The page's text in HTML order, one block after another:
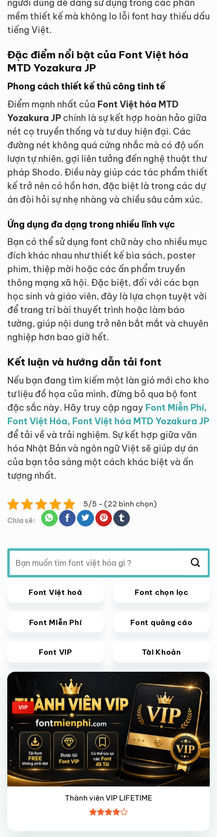
người dùng dễ dàng sử dụng trong các phần
mềm thiết kế mà không lo lỗi font hay thiếu dấu
tiếng Việt.
Đặc điểm nổi bật của Font Việt hóa
MTD Yozakura JP
Phong cách thiết kế thủ công tinh tế
Điểm mạnh nhất của Font Việt hóa MTD
Yozakura JP chính là sự kết hợp hoàn hảo giữa
nét cọ truyền thống và tư duy hiện đại. Các
đường nét không quá cứng nhắc mà có độ uốn
lượn tự nhiên, gợi liên tưởng đến nghệ thuật thư
pháp Shodo. Điều này giúp các tác phẩm thiết
kế trở nên có hồn hơn, đặc biệt là trong các dự
án đòi hỏi sự nhẹ nhàng và chiều sâu cảm xúc.
Ứng dụng đa dạng trong nhiều lĩnh vực
Bạn có thể sử dụng font chữ này cho nhiều mục
đích khác nhau như thiết kế bìa sách, poster
phim, thiệp mời hoặc các ấn phẩm truyền
thông mạng xã hội. Đặc biệt, đối với các bạn
học sinh và giáo viên, đây là lựa chọn tuyệt vời
để trang trí bài thuyết trình hoặc làm báo
tường, giúp nội dung trở nên bắt mắt và chuyên
nghiệp hơn bao giờ hết.
Kết luận và hướng dẫn tải font
Nếu bạn đang tìm kiếm một làn gió mới cho kho
tư liệu đồ họa của mình, đừng bỏ qua bộ font
đặc sắc này. Hãy truy cập ngay Font Miễn Phí,
Font Việt Hóa, Font Việt hóa MTD Yozakura JP
để tải về và trải nghiệm. Sự kết hợp giữa văn
hóa Nhật Bản và ngôn ngữ Việt sẽ giúp dự án
của bạn tỏa sáng một cách khác biệt và ấn
tượng nhất.
5/5 - (22 bình chọn)
Chia sẽ:
Tìm
kiếm:
Font Việt hoá Font chọn lọc
Font Miễn Phí Font quảng cáo
Font VIP Tài Khoản
Giảm giá!
VIP
Thành viên VIP LIFETIME
xếp hạng